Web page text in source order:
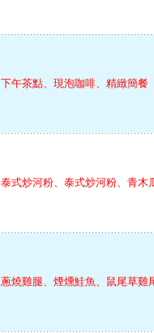
下午茶點、現泡咖啡、精緻簡餐
泰式炒河粉、泰式炒河粉、青木
蔥燒雞腿、煙燻鮭魚、鼠尾草雞